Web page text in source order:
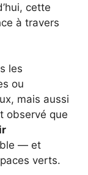
cette
à travers
les
ou
mais aussi
observé que
— et
verts.